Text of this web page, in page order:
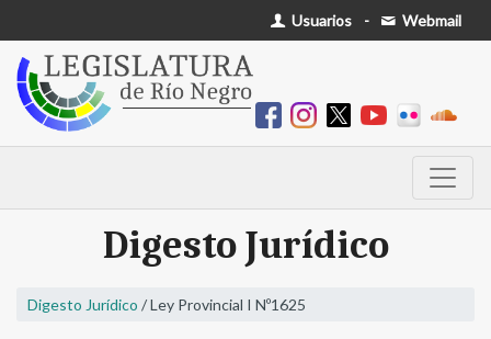
Usuarios - Webmail
Digesto Jurídico
Digesto Jurídico / Ley Provincial I Nº1625